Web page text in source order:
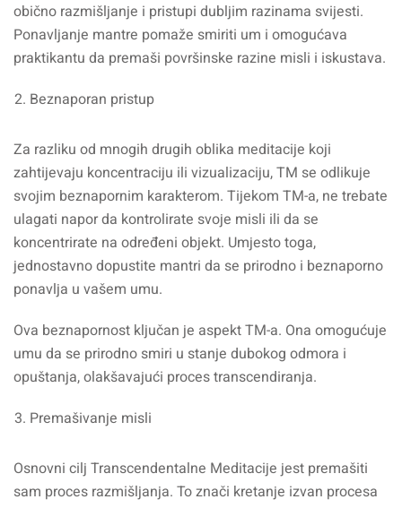
obično razmišljanje i pristupi dubljim razinama svijesti.
Ponavljanje mantre pomaže smiriti um i omogućava
praktikantu da premaši površinske razine misli i iskustava.
Beznaporan pristup
Za razliku od mnogih drugih oblika meditacije koji
zahtijevaju koncentraciju ili vizualizaciju, TM se odlikuje
svojim beznapornim karakterom. Tijekom TM-a, ne trebate
ulagati napor da kontrolirate svoje misli ili da se
koncentrirate na određeni objekt. Umjesto toga,
jednostavno dopustite mantri da se prirodno i beznaporno
ponavlja u vašem umu.
Ova beznapornost ključan je aspekt TM-a. Ona omogućuje
umu da se prirodno smiri u stanje dubokog odmora i
opuštanja, olakšavajući proces transcendiranja.
Premašivanje misli
Osnovni cilj Transcendentalne Meditacije jest premašiti
sam proces razmišljanja. To znači kretanje izvan procesa